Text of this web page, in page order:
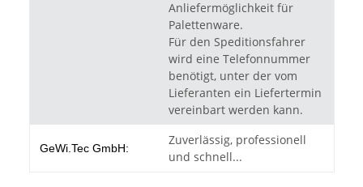
Anliefermöglichkeit für
Palettenware.
Für den Speditionsfahrer
wird eine Telefonnummer
benötigt, unter der vom
Lieferanten ein Liefertermin
vereinbart werden kann.
GeWi.Tec GmbH:
Zuverlässig, professionell
und schnell...